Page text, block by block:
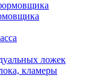
ложек
кламеры